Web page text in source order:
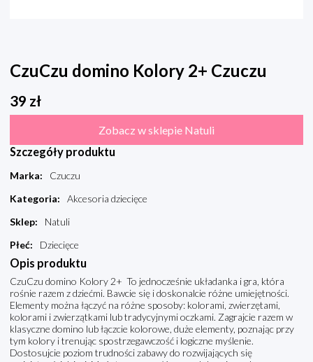
CzuCzu domino Kolory 2+ Czuczu
39 zł
Zobacz w sklepie Natuli
Szczegóły produktu
Marka:
Czuczu
Kategoria:
Akcesoria dziecięce
Sklep:
Natuli
Płeć: Dziecięce
Opis produktu
CzuCzu domino Kolory 2+ To jednocześnie układanka i gra, która
rośnie razem z dziećmi. Bawcie się i doskonalcie różne umiejętności.
Elementy można łączyć na różne sposoby: kolorami, zwierzętami,
kolorami i zwierzątkami lub tradycyjnymi oczkami. Zagrajcie razem w
klasyczne domino lub łączcie kolorowe, duże elementy, poznając przy
tym kolory i trenując spostrzegawczość i logiczne myślenie.
Dostosujcie poziom trudności zabawy do rozwijających się